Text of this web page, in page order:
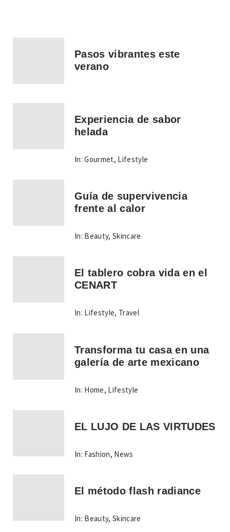
Pasos vibrantes este
verano
Experiencia de sabor
helada
In: Gourmet, Lifestyle
Guía de supervivencia
frente al calor
In: Beauty,Skincare
El tablero cobra vida en el
CENART
In: Lifestyle, Travel
Transforma tu casa en una
galería de arte mexicano
In: Home, Lifestyle
EL LUJO DE LAS VIRTUDES
In: Fashion, News
El método flash radiance
In: Beauty,Skincare